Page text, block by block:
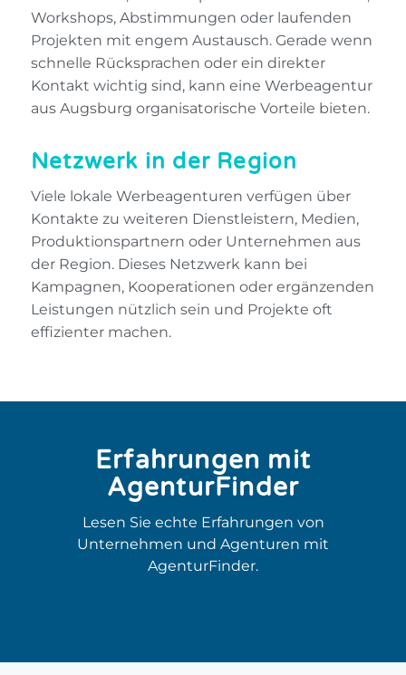
Workshops, Abstimmungen oder laufenden
Projekten mit engem Austausch. Gerade wenn
schnelle Rücksprachen oder ein direkter
Kontakt wichtig sind, kann eine Werbeagentur
aus Augsburg organisatorische Vorteile bieten.
Netzwerk in der Region
Viele lokale Werbeagenturen verfügen über
Kontakte zu weiteren Dienstleistern, Medien,
Produktionspartnern oder Unternehmen aus
der Region. Dieses Netzwerk kann bei
Kampagnen, Kooperationen oder ergänzenden
Leistungen nützlich sein und Projekte oft
effizienter machen.
Erfahrungen mit
AgenturFinder
Lesen Sie echte Erfahrungen von
Unternehmen und Agenturen mit
AgenturFinder.